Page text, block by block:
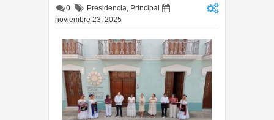
0 Presidencia, Principal
noviembre 23, 2025